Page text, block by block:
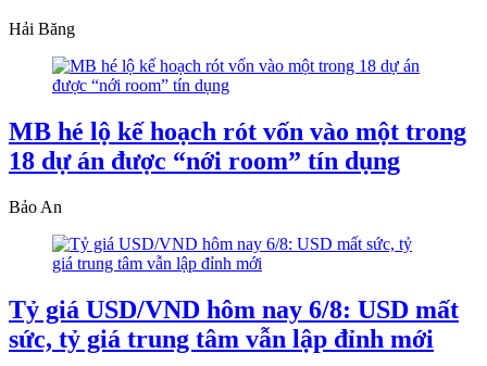
Hải Băng
MB hé lộ kế hoạch rót vốn vào một trong
18 dự án được “nới room” tín dụng
Bảo An
Tỷ giá USD/VND hôm nay 6/8: USD mất
sức, tỷ giá trung tâm vẫn lập đỉnh mới